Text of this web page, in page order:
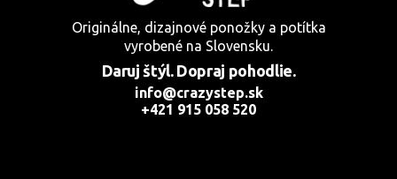
Originálne, dizajnové ponožky a potítka
vyrobené na Slovensku.
Daruj štýl. Dopraj pohodlie.
info@crazystep.sk
+421 915 058 520